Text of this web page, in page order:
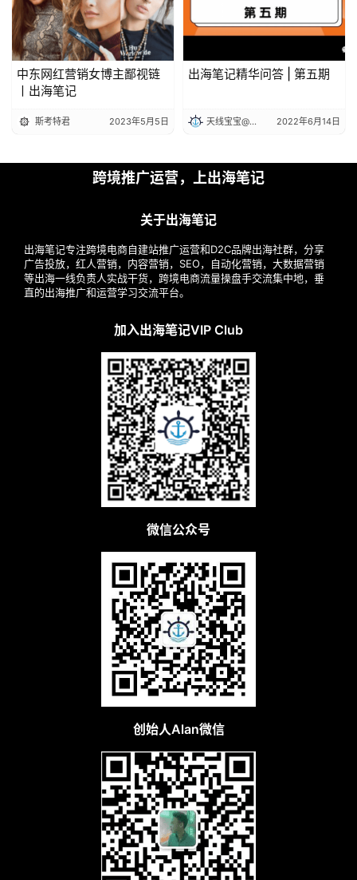
中东网红营销女博主鄙视链
丨出海笔记
斯考特君 2023年5月5日
出海笔记精华问答 | 第五期
天线宝宝@出海笔记 2022年6月14日
跨境推广运营，上出海笔记
关于出海笔记
出海笔记专注跨境电商自建站推广运营和D2C品牌出海社群，分享
广告投放，红人营销，内容营销，SEO，自动化营销，大数据营销
等出海一线负责人实战干货，跨境电商流量操盘手交流集中地，垂
直的出海推广和运营学习交流平台。
加入出海笔记VIP Club
微信公众号
创始人Alan微信